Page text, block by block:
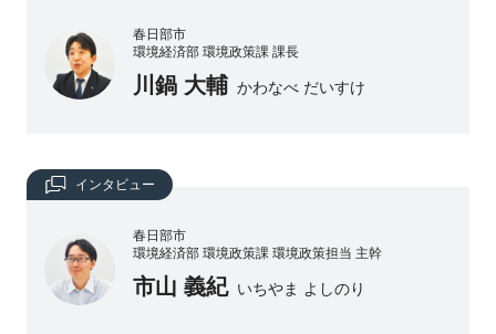
春日部市
環境経済部 環境政策課 課長
川鍋 大輔 かわなべ だいすけ
インタビュー
春日部市
環境経済部 環境政策課 環境政策担当 主幹
市山 義紀 いちやま よしのり